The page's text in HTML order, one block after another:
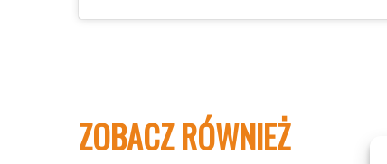
ZOBACZ RÓWNIEŻ